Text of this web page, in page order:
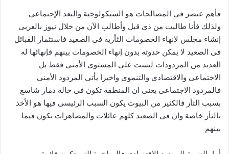
فأهم عنصر فى المصالحات هو السيكولوجية والبعد الإجتماعى
ولذلك فأنا طالبت من ذى قبل وأطالب الآن من خلال نيوز بالعربى
إنشاء مجلس لإنهاء الخصومات الثأرية فى الصعيد فاستثمار القبائل
فى الصعيد لا يمكن حدوثه بدون إنهاء الخصومات بينهم فإنهائها له
العديد من المردودات ليست على المستوى الأمنى فقط بل
الاجتماعى والاقتصادى والتنموى واخيرا يأتى المردود الأمنى
فالمردود الاجتماعى يعنى ان المنطقة تكون فى حالة دمار شاسع
بسبب الثأر فالكثير من البيوت يكون السبب الرئيسى فيها هو الأخذ
بالثأر خاصة وان فى الصعيد كلهم عائلات والمصاهرات تكون فيما
بينهم